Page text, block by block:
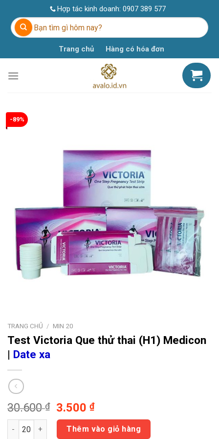
content
Hợp tác kinh doanh: 0907 389 577
Tìm
kiếm:
Trang chủ Hàng có hóa đơn
-89%
TRANG CHỦ / MIN 20
Test Victoria Que thử thai (H1) Medicon
| Date xa
30.600₫
Giá
gốc
là:
3.500₫Giá
hiện
tại
Test Victoria Que thử thai (H1) Medicon | Date xa số lượng
Thêm vào giỏ hàng